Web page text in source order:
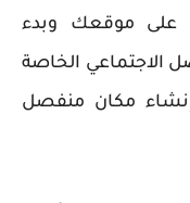
على موقعك وبدء
الاجتماعي الخاصة
مكان منفصل